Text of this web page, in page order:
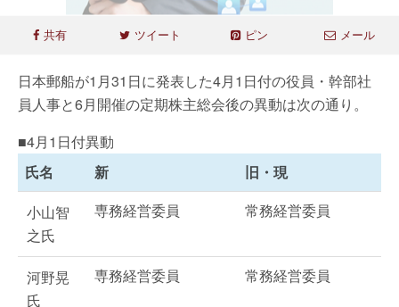
共有 ツイート ピン メール
日本郵船が1月31日に発表した4月1日付の役員・幹部社
員人事と6月開催の定期株主総会後の異動は次の通り。
■4月1日付異動
氏名
新
旧・現
小山智
之氏
専務経営委員 常務経営委員
河野晃
氏
専務経営委員 常務経営委員